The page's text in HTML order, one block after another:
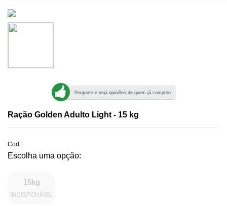
Pergunte e veja opiniões de quem já comprou
Ração Golden Adulto Light - 15 kg
Cod.:
15kg
INDISPONÍVEL